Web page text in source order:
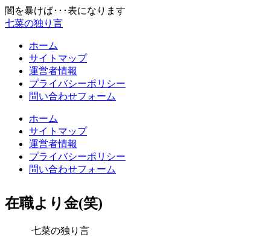
闇を暴けば･･･表になります
七菜の独り言
ホーム
サイトマップ
運営者情報
プライバシーポリシー
問い合わせフォーム
ホーム
サイトマップ
運営者情報
プライバシーポリシー
問い合わせフォーム
在職より金(笑)
七菜の独り言